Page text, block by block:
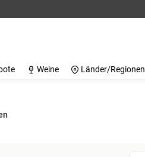
Weine Länder/Regionen